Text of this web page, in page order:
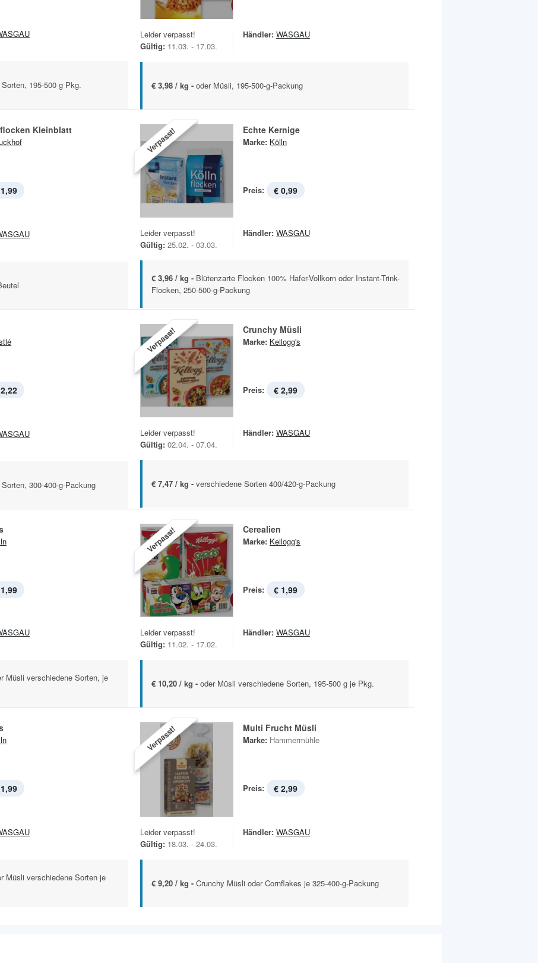
195-500 g Pkg.
Leider verpasst!
Gültig: 11.03. - 17.03.
Händler: WASGAU
€ 3,98 / kg - oder Müsli, 195-500-g-Packung
Kleinblatt Verpasst! Echte Kernige
Marke: Kölln
Preis: € 0,99
Leider verpasst!
Gültig: 25.02. - 03.03.
Händler: WASGAU
€ 3,96 / kg - Blütenzarte Flocken 100% Hafer-Vollkorn oder Instant-Trink-
Flocken, 250-500-g-Packung
300-400-g-Packung
Verpasst! Crunchy Müsli
Marke: Kellogg's
Preis: € 2,99
Leider verpasst!
Gültig: 02.04. - 07.04.
Händler: WASGAU
€ 7,47 / kg - verschiedene Sorten 400/420-g-Packung
Müsli verschiedene Sorten, je
Verpasst! Cerealien
Marke: Kellogg's
Preis: € 1,99
Leider verpasst!
Gültig: 11.02. - 17.02.
Händler: WASGAU
€ 10,20 / kg - oder Müsli verschiedene Sorten, 195-500 g je Pkg.
Müsli verschiedene Sorten je
Verpasst! Multi Frucht Müsli
Marke: Hammermühle
Preis: € 2,99
Leider verpasst!
Gültig: 18.03. - 24.03.
Händler: WASGAU
€ 9,20 / kg - Crunchy Müsli oder Cornflakes je 325-400-g-Packung